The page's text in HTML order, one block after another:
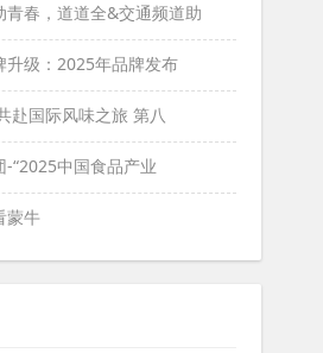
青春，道道全&交通频道助
升级：2025年品牌发布
赴国际风味之旅 第八
-“2025中国食品产业
蒙牛